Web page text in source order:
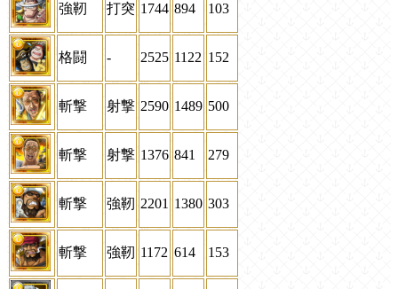
強靭 打突 1744 894 103
格闘 - 2525 1122 152
斬撃 射撃 2590 1489 500
斬撃 射撃 1376 841 279
斬撃 強靭 2201 1380 303
斬撃 強靭 1172 614 153